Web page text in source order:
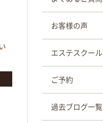
お客様の声
エステスクール
ご予約
過去ブログ一覧